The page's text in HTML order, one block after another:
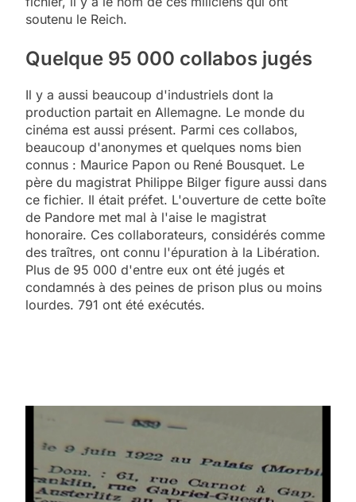
soutenu le Reich.
Quelque 95 000 collabos jugés
Il y a aussi beaucoup d'industriels dont la
production partait en Allemagne. Le monde du
cinéma est aussi présent. Parmi ces collabos,
beaucoup d'anonymes et quelques noms bien
connus : Maurice Papon ou René Bousquet. Le
père du magistrat Philippe Bilger figure aussi dans
ce fichier. Il était préfet. L'ouverture de cette boîte
de Pandore met mal à l'aise le magistrat
honoraire. Ces collaborateurs, considérés comme
des traîtres, ont connu l'épuration à la Libération.
Plus de 95 000 d'entre eux ont été jugés et
condamnés à des peines de prison plus ou moins
lourdes. 791 ont été exécutés.
5